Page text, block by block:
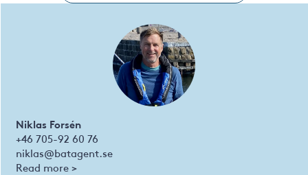
Niklas Forsén
+46 705-92 60 76
niklas@batagent.se
Read more >